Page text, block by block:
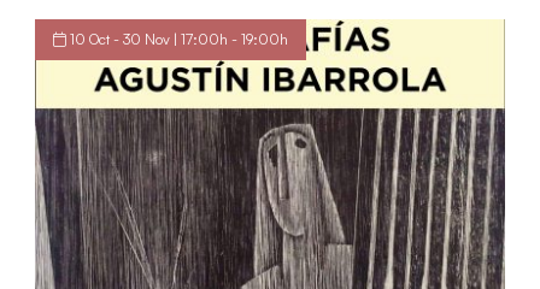
10 Oct - 30 Nov | 17:00h - 19:00h